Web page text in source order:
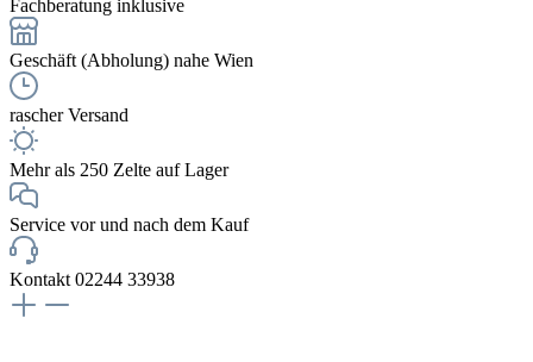
Fachberatung inklusive
Geschäft (Abholung) nahe Wien
rascher Versand
Mehr als 250 Zelte auf Lager
Service vor und nach dem Kauf
Kontakt 02244 33938